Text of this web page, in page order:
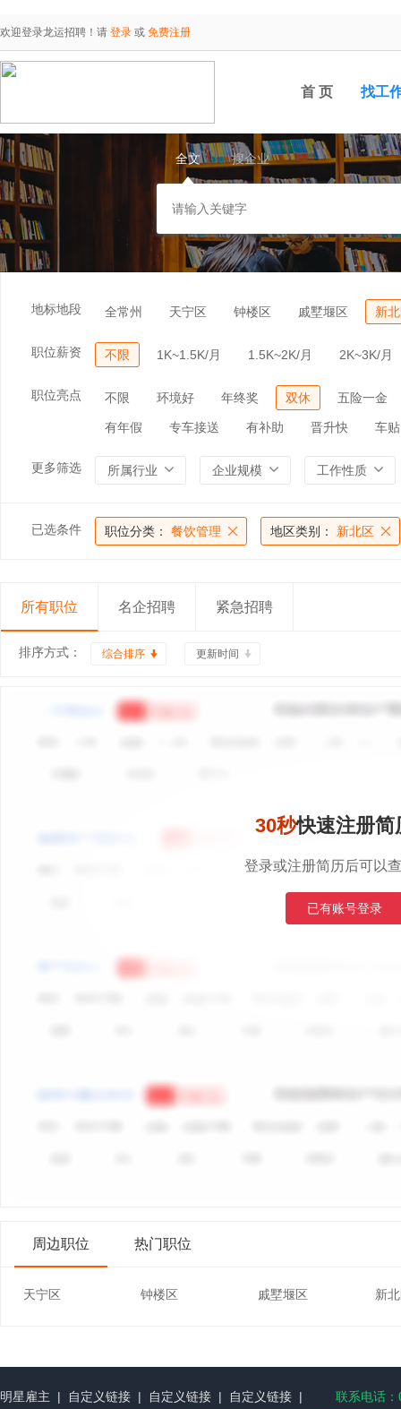
欢迎登录龙运招聘！请 登录 或 免费注册
首 页 找工
全文 搜企业
地标地段 全常州 天宁区 钟楼区 戚墅堰区 新
职位薪资 不限 1K~1.5K/月 1.5K~2K/月 2K~3K/月
职位亮点 不限 环境好 年终奖 双休 五险一金
有年假 专车接送 有补助 晋升快 车贴
更多筛选 所属行业 企业规模 工作性质
已选条件 职位分类： 餐饮管理 地区类别： 新北区
所有职位 名企招聘 紧急招聘
排序方式： 综合排序 更新时间
30秒快速注册简
登录或注册简历后可以
已有账号登录
周边职位 热门职位
天宁区 钟楼区 戚墅堰区 新
明星雇主 | 自定义链接 | 自定义链接 | 自定义链接 |
联系电话